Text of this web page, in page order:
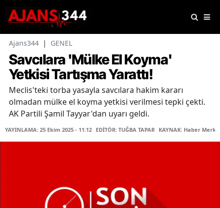
Ajans344 | GENEL
Savcılara 'Mülke El Koyma'
Yetkisi Tartışma Yarattı!
Meclis'teki torba yasayla savcılara hakim kararı
olmadan mülke el koyma yetkisi verilmesi tepki çekti.
AK Partili Şamil Tayyar'dan uyarı geldi.
YAYINLAMA: 25 Ekim 2025 - 11:12 EDİTÖR: TUĞBA TAPAR KAYNAK: Haber